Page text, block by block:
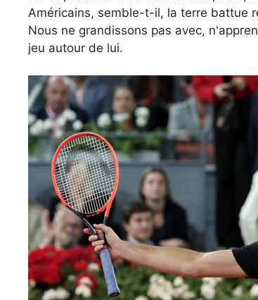
Américains, semble-t-il, la terre battue
Nous ne grandissons pas avec,
jeu autour de lui.